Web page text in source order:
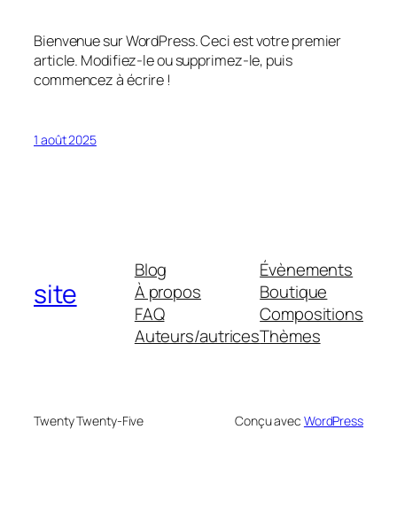
Bienvenue sur WordPress. Ceci est votre premier
article. Modifiez-le ou supprimez-le, puis
commencez à écrire !
1 août 2025
site
Blog
À propos
FAQ
Auteurs/autrices
Évènements
Boutique
Compositions
Thèmes
Twenty Twenty-Five Conçu avec WordPress